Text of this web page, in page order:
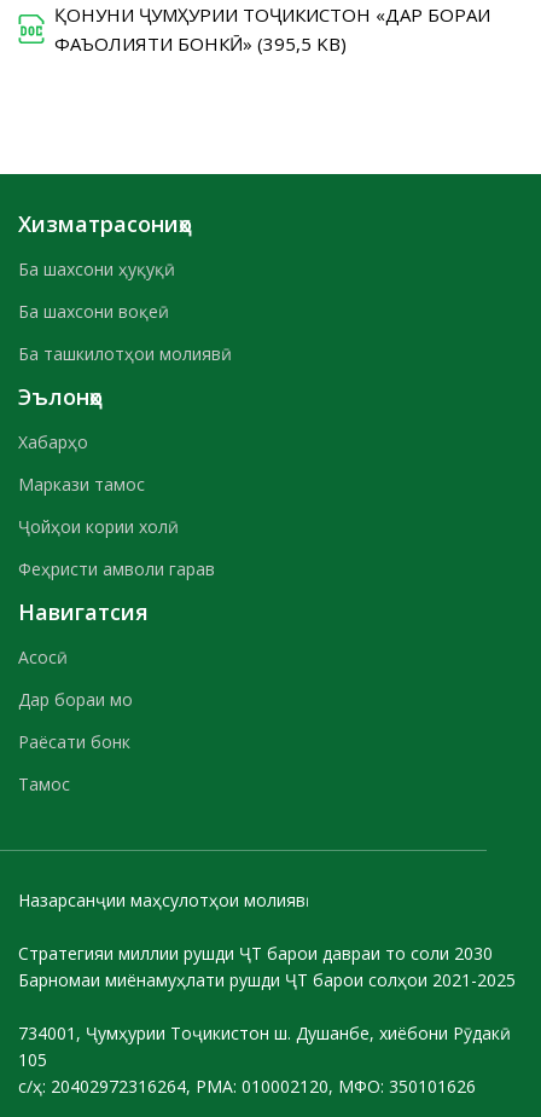
ҚОНУНИ ҶУМҲУРИИ ТОҶИКИСТОН «ДАР БОРАИ
ФАЪОЛИЯТИ БОНКӢ» (395,5 KB)
Хизматрасониҳо
Ба шахсони ҳуқуқӣ
Ба шахсони воқеӣ
Ба ташкилотҳои молиявӣ
Эълонҳо
Хабарҳо
Маркази тамос
Ҷойҳои кории холӣ
Феҳристи амволи гарав
Навигатсия
Асосӣ
Дар бораи мо
Раёсати бонк
Тамос
Назарсанҷии маҳсулотҳои молиявӣ
Стратегияи миллии рушди ҶТ барои давраи то соли 2030
Барномаи миёнамуҳлати рушди ҶТ барои солҳои 2021-2025
734001, Ҷумҳурии Тоҷикистон ш. Душанбе, хиёбони Рӯдакӣ
105
с/ҳ: 20402972316264, РМА: 010002120, МФО: 350101626